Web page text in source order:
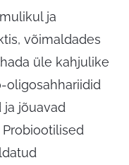
ja
võimaldades
üle kahjulike
oligosahhariidid
jõuavad